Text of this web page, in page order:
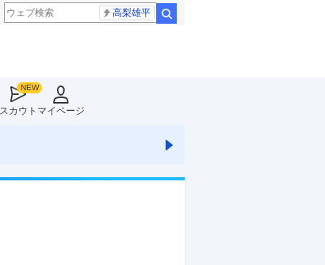
高梨雄平
スカウト マイページ